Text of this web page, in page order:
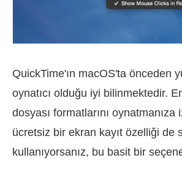
QuickTime'ın macOS'ta önceden
oynatıcı olduğu iyi bilinmektedir.
dosyası formatlarını oynatmanıza
ücretsiz bir ekran kayıt özelliği de
kullanıyorsanız, bu basit bir